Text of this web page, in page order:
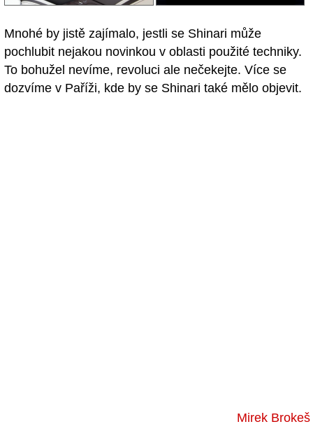
Mnohé by jistě zajímalo, jestli se Shinari může
pochlubit nejakou novinkou v oblasti použité techniky.
To bohužel nevíme, revoluci ale nečekejte. Více se
dozvíme v Paříži, kde by se Shinari také mělo objevit.
Mirek Brokeš